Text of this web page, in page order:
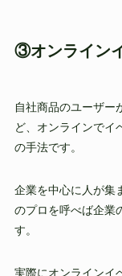
③オンライン
自社商品のユーザー
ど、オンラインでイ
の手法です。
企業を中心に人が集
のプロを呼べば企業
す。
実際にオンラインイ